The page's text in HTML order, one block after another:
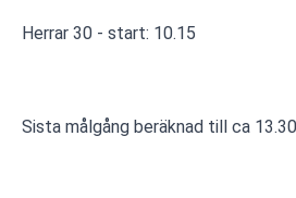
Herrar 30 - start: 10.15
Sista målgång beräknad till ca